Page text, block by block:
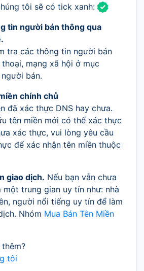
tôi sẽ có tick xanh:
tin người bán thông qua
tra các thông tin người bán
mạng xã hội ở mục
bán.
chính chủ
đã xác thực DNS hay chưa.
tên miền mới có thể xác thực
xác thực, vui lòng yêu cầu
để xác nhận tên miền thuộc
giao dịch. Nếu bạn vẫn chưa
một trung gian uy tín như: nhà
người nổi tiếng uy tín để làm
Nhóm Mua Bán Tên Miền
tôi